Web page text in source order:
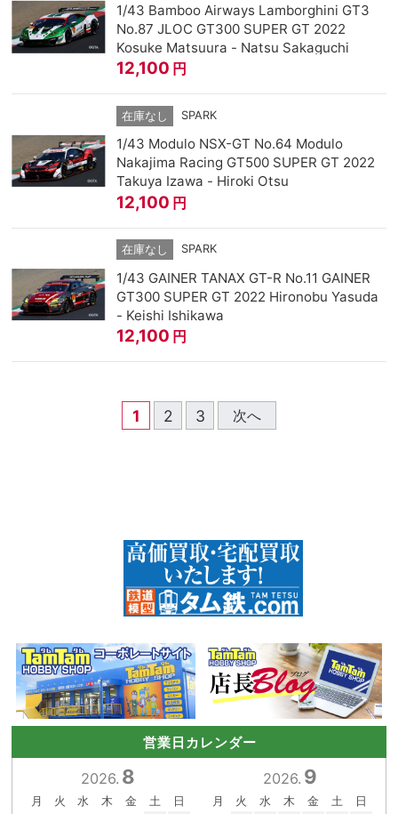
1/43 Bamboo Airways Lamborghini GT3
No.87 JLOC GT300 SUPER GT 2022
Kosuke Matsuura - Natsu Sakaguchi
12,100 円
在庫なし SPARK
1/43 Modulo NSX-GT No.64 Modulo
Nakajima Racing GT500 SUPER GT 2022
Takuya Izawa - Hiroki Otsu
12,100 円
在庫なし SPARK
1/43 GAINER TANAX GT-R No.11 GAINER
GT300 SUPER GT 2022 Hironobu Yasuda
- Keishi Ishikawa
12,100 円
1 2 3 次へ
営業日カレンダー
2026. 8
月 火 水 木 金 土
日
2026. 9
月 火 水 木 金 土
日